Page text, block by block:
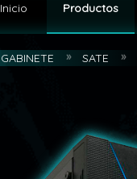
Inicio Productos
GABINETE SATE